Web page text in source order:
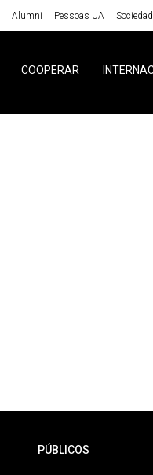
Alumni Pessoas UA
COOPERAR
PÚBLICOS